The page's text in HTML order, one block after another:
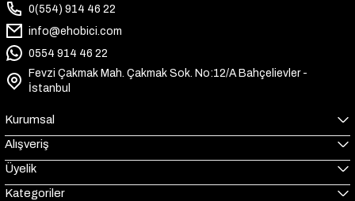
0(554) 914 46 22
info@ehobici.com
0554 914 46 22
Fevzi Çakmak Mah. Çakmak Sok. No:12/A Bahçelievler -
İstanbul
Kurumsal
Alışveriş
Üyelik
Kategoriler